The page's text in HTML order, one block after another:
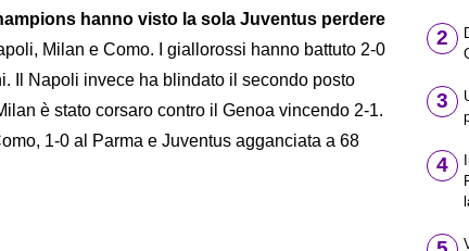
hanno visto la sola Juventus perdere
Milan e Como. I giallorossi hanno battuto 2-0
Il Napoli invece ha blindato il secondo posto
è stato corsaro contro il Genoa vincendo 2-1.
1-0 al Parma e Juventus agganciata a 68
2
3
4